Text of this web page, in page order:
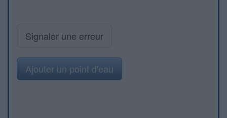
Signaler une erreur
Ajouter un point d'eau